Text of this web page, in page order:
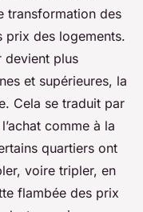
transformation des
prix des logements.
devient plus
et supérieures, la
Cela se traduit par
comme à la
quartiers ont
voire tripler, en
flambée des prix